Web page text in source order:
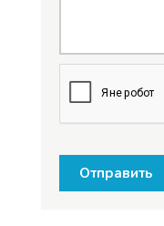
Отправить